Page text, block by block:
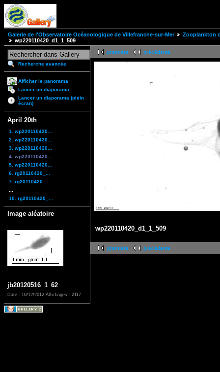
Galerie de l'Observatoire Océanologique de Villefranche-sur-Mer
Zooplankton
wp220110420_d1_1_509
Recherche avancée
Afficher le panorama
Lancer un diaporama
Lancer un diaporama (plein
écran)
April 20th
1. wp220110420...
2. wp220110420...
3. wp220110420...
4. wp220110420...
5. wp220110420...
6. rg20110420_...
7. rg20110420_...
10. rg20110420_...
Image aléatoire
jb20120516_1_62
Date : 10/12/2012 Affichages : 2117
première précédente
wp220110420_d1_1_509
première précédente